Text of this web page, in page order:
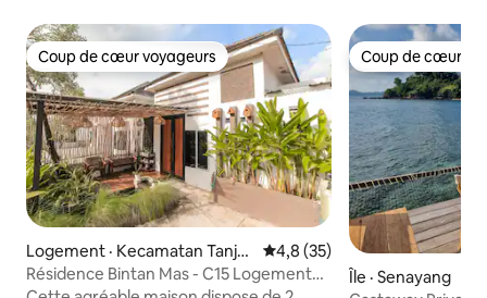
Coup de cœur voyageurs
Coup de cœur voyageurs
Logement · Kecamatan Tanju
ngpinang Timur
Note moyenne de 4,8 sur 5,
4,8 (35)
Résidence Bintan Mas - C15 Logement
Coup de cœur
Coup de cœur
Île · Senayang